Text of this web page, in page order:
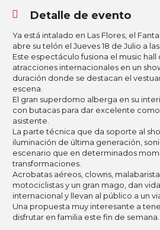
Detalle de evento
Ya está intalado en Las Flores, el
abre su telón el Jueves 18 de Julio a las
Este espectáculo fusiona el music hall
atracciones internacionales en un
duración donde se destacan el
escena.
El gran superdomo alberga en su
con butacas para dar excelente
asistente.
La parte técnica que da soporte al
iluminación de última generación,
escenario que en determinados
transformaciones.
Acrobatas aéreos, clowns,
motociclistas y un gran mago, dan
internacional y llevan al público a un
Una propuesta muy interesante a
disfrutar en familia este fin de semana.